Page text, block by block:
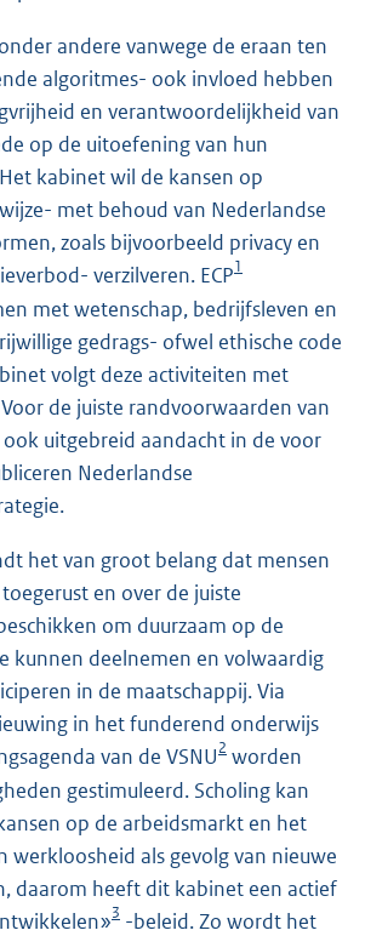
andere vanwege de eraan ten
algoritmes- ook invloed hebben
en verantwoordelijkheid van
op de uitoefening van hun
kabinet wil de kansen op
met behoud van Nederlandse
zoals bijvoorbeeld privacy en
verzilveren. ECP1
met wetenschap, bedrijfsleven en
gedrags- ofwel ethische code
volgt deze activiteiten met
de juiste randvoorwaarden van
uitgebreid aandacht in de voor
Nederlandse
het van groot belang dat mensen
en over de juiste
om duurzaam op de
kunnen deelnemen en volwaardig
in de maatschappij. Via
in het funderend onderwijs
van de VSNU2 worden
gestimuleerd. Scholing kan
op de arbeidsmarkt en het
werkloosheid als gevolg van nieuwe
daarom heeft dit kabinet een actief
3 -beleid. Zo wordt het